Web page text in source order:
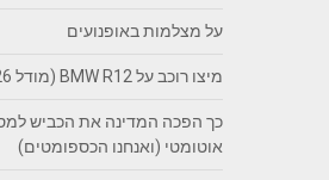
על מצלמות באופנועים
מיצו רוכב על BMW R12 (מודל 2026)
כך הפכה המדינה את הכביש
אוטומטי (ואנחנו הכספומטים)